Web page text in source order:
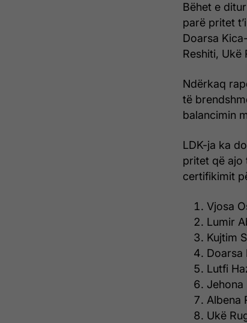
Bëhet e
parë pritet
Doarsa
Reshiti, Ukë
Ndërkaq
të
balancimin
LDK-ja ka
pritet që ajo
certifikimit
Vjosa
Lumir
Kujtim
Doarsa
Lutfi
Jehona
Albena
Ukë